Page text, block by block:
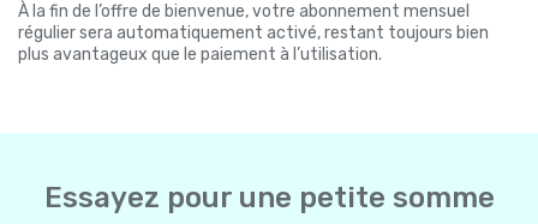
À la fin de l’offre de bienvenue, votre abonnement mensuel
régulier sera automatiquement activé, restant toujours bien
plus avantageux que le paiement à l’utilisation.
Essayez pour une petite somme